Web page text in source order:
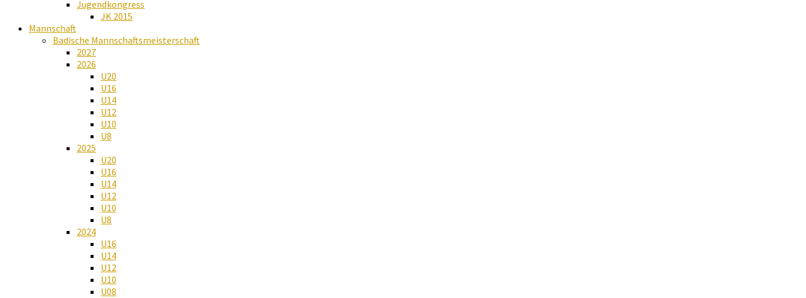
Jugendkongress
JK 2015
Mannschaft
Badische Mannschaftsmeisterschaft
2027
2026
U20
U16
U14
U12
U10
U8
2025
U20
U16
U14
U12
U10
U8
2024
U16
U14
U12
U10
U08